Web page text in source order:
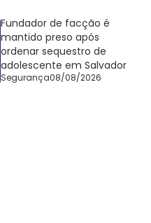
Fundador de facção é
mantido preso após
ordenar sequestro de
adolescente em Salvador
Segurança08/08/2026